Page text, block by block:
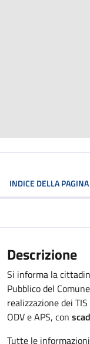
INDICE DELLA PAGINA
Descrizione
Si informa la
Pubblico del
realizzazione dei
ODV e APS, con
Tutte le